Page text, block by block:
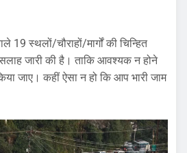
19 स्थलों/चौराहों/मार्गों की चिन्हित
जारी की है। ताकि आवश्यक न होने
जाए। कहीं ऐसा न हो कि आप भारी जाम